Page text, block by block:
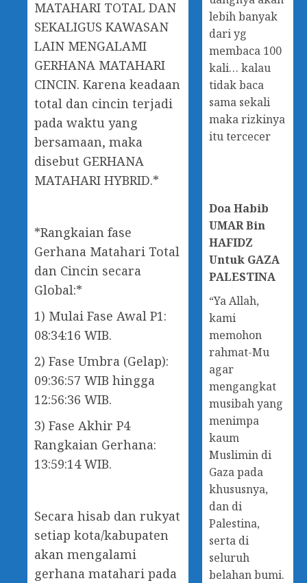
MATAHARI TOTAL DAN
SEKALIGUS KAWASAN
LAIN MENGALAMI
GERHANA MATAHARI
CINCIN. Karena keadaan
total dan cincin terjadi
pada waktu yang
bersamaan, maka
disebut GERHANA
MATAHARI HYBRID.*
*Rangkaian fase
Gerhana Matahari Total
dan Cincin secara
Global:*
1) Mulai Fase Awal P1:
08:34:16 WIB.
2) Fase Umbra (Gelap):
09:36:57 WIB hingga
12:56:36 WIB.
3) Fase Akhir P4
Rangkaian Gerhana:
13:59:14 WIB.
Secara hisab dan rukyat
setiap kota/kabupaten
akan mengalami
gerhana matahari pada
lebih banyak
dari yg
membaca 100
kali… kalau
tidak baca
sama sekali
maka rizkinya
itu tercecer
DoaHabib
UMAR Bin
HAFIDZ
Untuk GAZA
PALESTINA
“Ya Allah,
kami
memohon
rahmat-Mu
agar
mengangkat
musibah yang
menimpa
kaum
Muslimin di
Gaza pada
khususnya,
dan di
Palestina,
serta di
seluruh
belahan bumi.